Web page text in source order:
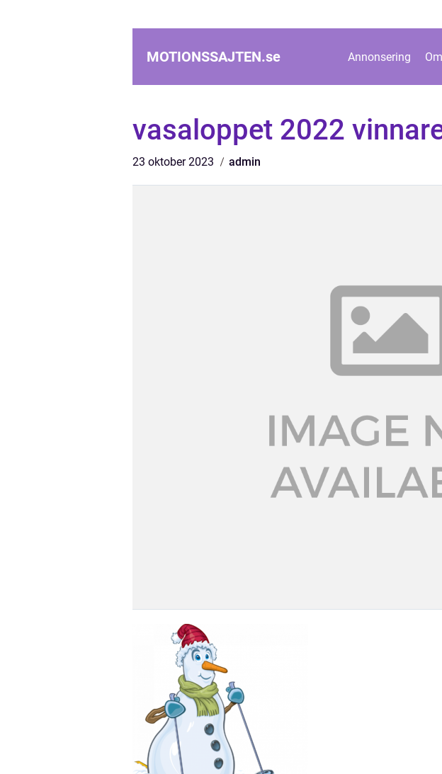
MOTIONSSAJTEN.se Annonsering
vasaloppet 2022
23 oktober 2023 admin